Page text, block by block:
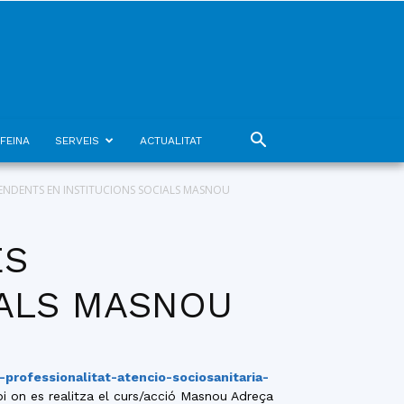
SERVEIS ACTUALITAT
EN INSTITUCIONS SOCIALS MASNOU
MASNOU
atencio-sociosanitaria-
on es realitza el curs/acció Masnou Adreça